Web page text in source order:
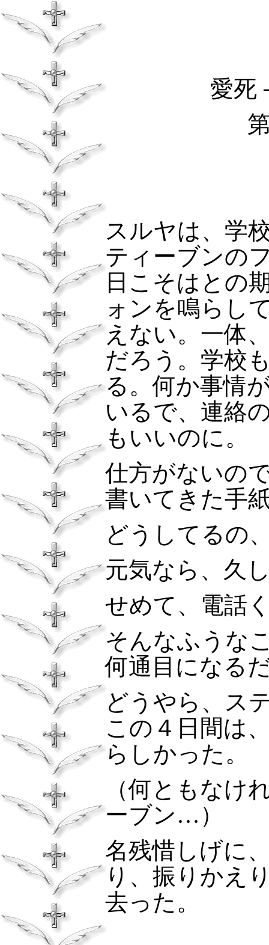
愛死
スルヤは、学
ティーブンの
日こそはとの
ォンを鳴らし
えない。一体
だろう。学校
る。何か事情
いるで、連絡
もいいのに。
仕方がないの
書いてきた手
どうしてるの
元気なら、久
せめて、電話
そんなふうな
何通目になる
どうやら、ス
この４日間は
らしかった。
（何ともなけ
ーブン…）
名残惜しげに
り、振りかえ
去った。